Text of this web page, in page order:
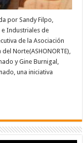
por Sandy Filpo,
e Industriales de
de la Asociación
Norte(ASHONORTE),
y Gine Burnigal,
una iniciativa